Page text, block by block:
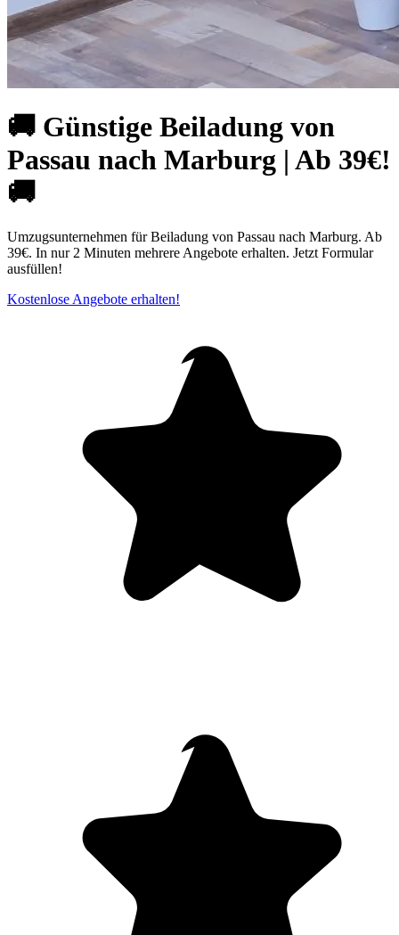
🚚 Günstige Beiladung von
Passau nach Marburg | Ab 39€!
🚚
Umzugsunternehmen für Beiladung von Passau nach Marburg. Ab
39€. In nur 2 Minuten mehrere Angebote erhalten. Jetzt Formular
ausfüllen!
Kostenlose Angebote erhalten!